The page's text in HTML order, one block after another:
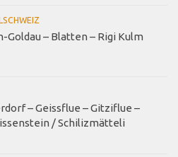
Goldau – Blatten – Rigi Kulm
– Geissflue – Gitziflue –
/ Schilizmätteli